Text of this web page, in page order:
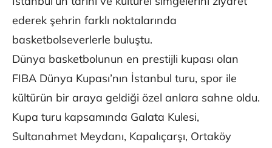
ederek şehrin farklı noktalarında
basketbolseverlerle buluştu.
Dünya basketbolunun en prestijli kupası olan
FIBA Dünya Kupası’nın İstanbul turu, spor ile
kültürün bir araya geldiği özel anlara sahne oldu.
Kupa turu kapsamında Galata Kulesi,
Sultanahmet Meydanı, Kapalıçarşı, Ortaköy